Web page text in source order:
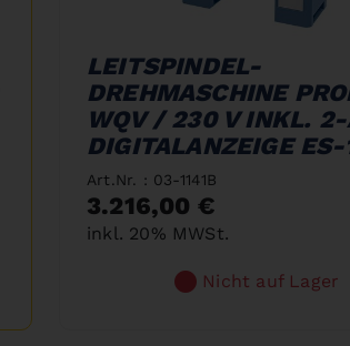
LEITSPINDEL-
DREHMASCHINE
WQV / 230 V INKL. 2-
DIGITALANZEIGE ES-
Art.Nr. : 03-1141B
3.216,00 €
inkl. 20% MWSt.
Nicht auf Lager